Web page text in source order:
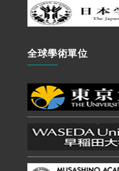
全球學術單位